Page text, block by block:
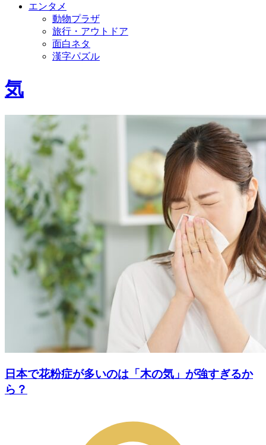
エンタメ
動物プラザ
旅行・アウトドア
面白ネタ
漢字パズル
気
日本で花粉症が多いのは「木の気」が強すぎるか
ら？